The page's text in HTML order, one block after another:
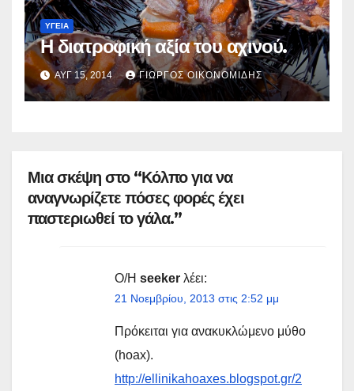
ΥΓΕΙΑ
Η διατροφική αξία του αχινού.
ΑΥΓ 15, 2014 ΓΙΏΡΓΟΣ ΟΙΚΟΝΟΜΊΔΗΣ
Μια σκέψη στο “Κόλπο για να
αναγνωρίζετε πόσες φορές έχει
παστεριωθεί το γάλα.”
Ο/Η seeker λέει:
21 Νοεμβρίου, 2013 στις 2:52 μμ
Πρόκειται για ανακυκλώμενο μύθο
(hoax).
http://ellinikahoaxes.blogspot.gr/2